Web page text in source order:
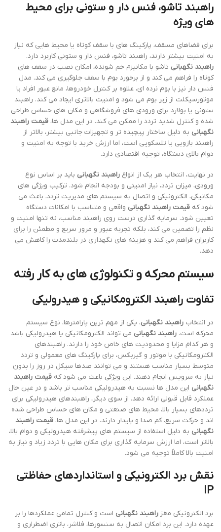
راهبند تاشو، فنس دار و ستونی برای محیط
های ویژه
برای فضاهای مسقف، پارکینگ های با سقف کوتاه یا محیط هایی که نیاز
به امنیت بیشتر دارند، راهبند تاشو، فنس دار و ستونی کاربرد دارد.
راهبند نگهبانی تاشو با مکانیزم خم شونده، امکان نصب در سقف های
کوتاه را فراهم می کند و از برخورد بوم با سقف جلوگیری می کند. مدل
فنس دار نیز با بوم نرده ای، علاوه بر کنترل خودروها، مانع عبور افراد یا
موتورسیکلت از زیر بوم می شود و امنیت بالاتری ایجاد می کند. راهبند
ستونی یا بولارد برای ورودی های فروشگاهی و مکان های حساس طراحی
شده و کنترل شدید تردد را ممکن می کند. در این مدل ها، قیمت راهبند
نگهبانی به دلیل ساختار پیچیده تر و تجهیزات جانبی بیشتر، بالاتر از
راهبند بازویی یا تلسکوپی است، اما ارزش خرید با توجه به امنیت و
دوام بالای دستگاه، توجیه اقتصادی دارد.
در نهایت، انتخاب هر یک از انواع راهبند نگهبانی باید بر اساس نوع
ورودی، میزان تردد، نیاز امنیتی و بودجه انجام شود. ترکیب ویژگی های
مکانیکی، الکترونیکی و اتصال به سیستم های مدیریت تردد، باعث می
شود که قیمت راهبند نگهبانی واقعی و متناسب با امکانات دستگاه
تعیین شود. سرمایه گذاری درست روی راهبند مناسب، نه تنها امنیت و
نظم را تضمین می کند، بلکه تجربه عبور و مرور سریع و مطمئن را برای
کاربران فراهم می کند و هزینه های نگهداری در بلندمدت را کاهش می
دهد.
سیستم محرکه و تکنولوژی های به کار رفته
تفاوت راهبند الکترومکانیکی و هیدرولیکی
در انتخاب راهبند نگهبانی، یکی از مهم ترین پارامترها، نوع سیستم
محرکه است. راهبند نگهبانی می تواند الکترومکانیکی یا هیدرولیکی باشد
و هر کدام مزایا و محدودیت های خاص خود را دارند. راهبندهای
الکترومکانیکی با موتور و گیربکس، برای پارکینگ های معمولی و تردد
متوسط بسیار مناسب هستند و می توانند صدها سیکل در روز را بدون
نیاز به سرویس انجام دهند. این ویژگی باعث می شود که قیمت راهبند
نگهبانی این مدل ها نسبت به هیدرولیکی مناسب تر باشد و در عین حال
عملکرد قابل قبولی ارائه دهد. از سوی دیگر، راهبندهای هیدرولیکی برای
ترددهای بسیار بالا، محیط های صنعتی و مکان های حساس طراحی شده
اند و حرکت سریع، کم صدا و پایدار دارند. در این مدل ها، قیمت راهبند
نگهبانی به دلیل استفاده از سیستم های پیشرفته هیدرولیکی و دوام بالا،
بالاتر است، اما ارزش سرمایه گذاری برای مکان هایی با تردد زیاد و نیاز به
امنیت بالا کاملاً توجیه می شود.
نقش برد الکترونیکی و استانداردهای حفاظتی
IP
برد الکترونیکی مغز راهبند نگهبانی است و کنترل تمامی عملکردها را بر
عهده دارد. این برد امکان اتصال به سنسورها، فلاشر، باتری اضطراری و